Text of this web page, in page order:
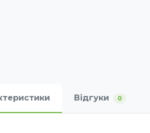
Відгуки 0